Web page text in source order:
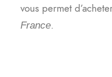
vous permet
France.